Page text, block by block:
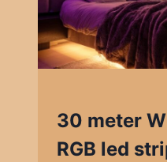
30 meter
RGB led